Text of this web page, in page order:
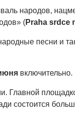
народов,
(Praha srdce
песни и
включительно.
Главной
состоится